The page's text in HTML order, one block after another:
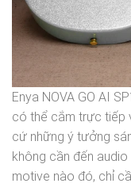
Enya NOVA GO AI
có thể cắm trực tiếp
cứ những ý tưởng
không cần đến
motive nào đó, chỉ